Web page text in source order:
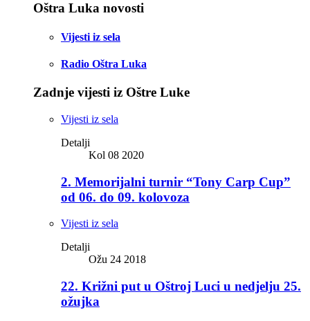
Oštra Luka novosti
Vijesti iz sela
Radio Oštra Luka
Zadnje vijesti iz Oštre Luke
Vijesti iz sela
Detalji
Kol 08 2020
2. Memorijalni turnir “Tony Carp Cup”
od 06. do 09. kolovoza
Vijesti iz sela
Detalji
Ožu 24 2018
22. Križni put u Oštroj Luci u nedjelju 25.
ožujka